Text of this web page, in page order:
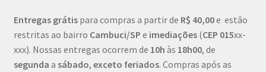
Entregas grátis para compras a partir de R$ 40,00e estão
restritas ao bairro Cambuci/SP e imediações(CEP 015xx-
xxx). Nossas entregas ocorrem de 10h às 18h00, de
segunda a sábado, exceto feriados. Compras após as